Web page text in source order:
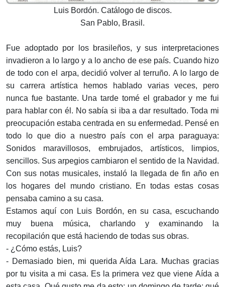
Luis Bordón. Catálogo de discos.
San Pablo, Brasil.
Fue adoptado por los brasileños, y sus interpretaciones
invadieron a lo largo y a lo ancho de ese país. Cuando hizo
de todo con el arpa, decidió volver al terruño. A lo largo de
su carrera artística hemos hablado varias veces, pero
nunca fue bastante. Una tarde tomé el grabador y me fui
para hablar con él. No sabía si iba a dar resultado. Toda mi
preocupación estaba centrada en su enfermedad. Pensé en
todo lo que dio a nuestro país con el arpa paraguaya:
Sonidos maravillosos, embrujados, artísticos, limpios,
sencillos. Sus arpegios cambiaron el sentido de la Navidad.
Con sus notas musicales, instaló la llegada de fin año en
los hogares del mundo cristiano. En todas estas cosas
pensaba camino a su casa.
Estamos aquí con Luis Bordón, en su casa, escuchando
muy buena música, charlando y examinando la
recopilación que está haciendo de todas sus obras.
- ¿Cómo estás, Luis?
- Demasiado bien, mi querida Aída Lara. Muchas gracias
por tu visita a mi casa. Es la primera vez que viene Aída a